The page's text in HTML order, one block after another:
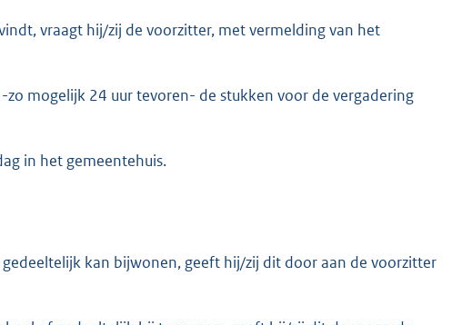
vraagt hij/zij de voorzitter, met vermelding van het
mogelijk 24 uur tevoren- de stukken voor de vergadering
in het gemeentehuis.
kan bijwonen, geeft hij/zij dit door aan de voorzitter